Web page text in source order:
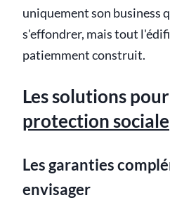
uniquement son business
s'effondrer, mais tout
patiemment construit.
Les solutions
protection sociale
Les garanties
envisager